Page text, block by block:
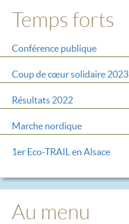
Temps forts
Conférence publique
Coup de cœur solidaire 2023
Résultats 2022
Marche nordique
1er Eco-TRAIL en Alsace
Au menu